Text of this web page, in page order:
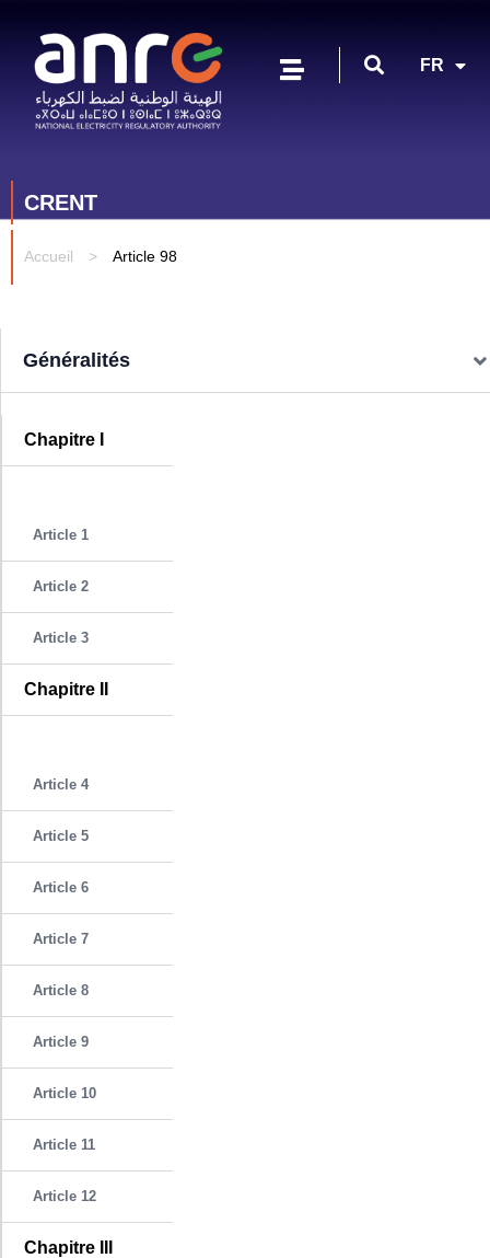
FR
AR
CRENT
Accueil > Article 98
Généralités
Chapitre I
Article 1
Article 2
Article 3
Chapitre II
Article 4
Article 5
Article 6
Article 7
Article 8
Article 9
Article 10
Article 11
Article 12
Chapitre III